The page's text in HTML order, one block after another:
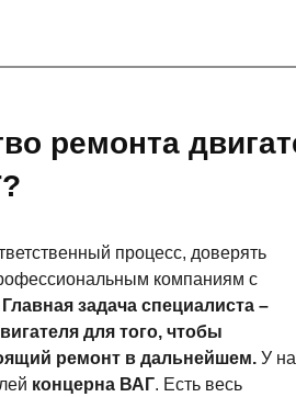
ремонта
процесс, доверять
компаниям с
Главная задача специалиста –
для того, чтобы
ремонт в дальнейшем. У
концерна ВАГ. Есть весь